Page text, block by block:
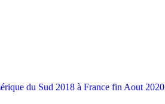
du Sud 2018 à France fin Aout 2020